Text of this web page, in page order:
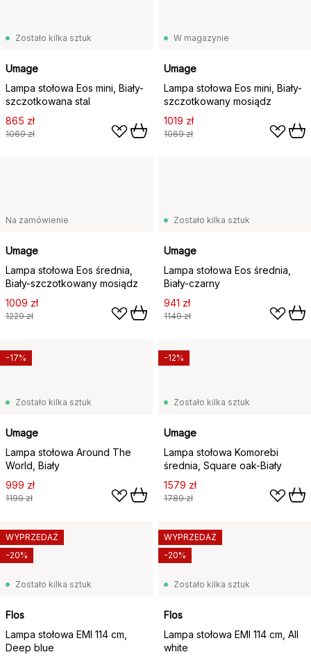
Zostało kilka sztuk
Umage
Lampa stołowa Eos mini, Biały-
szczotkowana stal
865 zł
1069 zł
W magazynie
Umage
Lampa stołowa Eos mini, Biały-
szczotkowany mosiądz
1019 zł
1069 zł
Na zamówienie
Umage
Lampa stołowa Eos średnia,
Biały-szczotkowany mosiądz
1009 zł
1229 zł
Zostało kilka sztuk
Umage
Lampa stołowa Eos średnia,
Biały-czarny
941 zł
1149 zł
Zostało kilka sztuk
Umage
Lampa stołowa Around The
World, Biały
999 zł
1199 zł
-17%
Zostało kilka sztuk
Umage
Lampa stołowa Komorebi
średnia, Square oak-Biały
1579 zł
1789 zł
-12%
Zostało kilka sztuk
Flos
Lampa stołowa EMI 114 cm,
Deep blue
WYPRZEDAŻ
-20%
Zostało kilka sztuk
Flos
Lampa stołowa EMI 114 cm, All
white
WYPRZEDAŻ
-20%